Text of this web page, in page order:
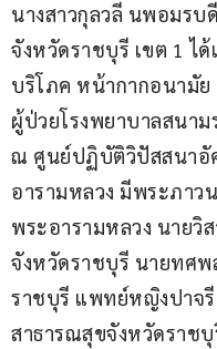
นางสาวกุลวลี นพอมร
จังหวัดราชบุรี เขต 1 ไ
บริโภค หน้ากากอนามั
ผู้ป่วยโรงพยาบาลสนา
ณ ศูนย์ปฏิบัติวิปัสสนาอั
อารามหลวง มีพระภาว
พระอารามหลวง นายวิ
จังหวัดราชบุรี นายทศพ
ราชบุรี แพทย์หญิงปาจ
สาธารณสุขจังหวัดราช